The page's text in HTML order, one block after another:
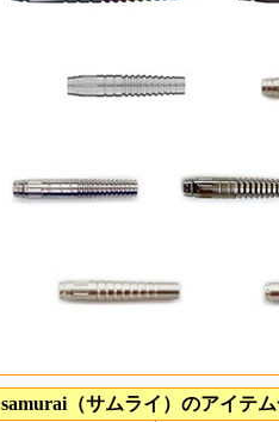
samurai（サムライ）のアイテ